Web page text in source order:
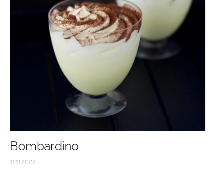
Bombardino
11.11.2024